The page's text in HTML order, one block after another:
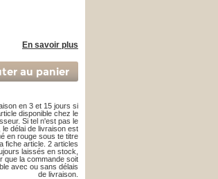
En savoir plus
au panier
en 3 et 15 jours si
disponible chez le
Si tel n'est pas le
le délai de livraison est
en rouge sous te titre
fiche article. 2 articles
laissés en stock,
que la commande soit
avec ou sans délais
de livraison.